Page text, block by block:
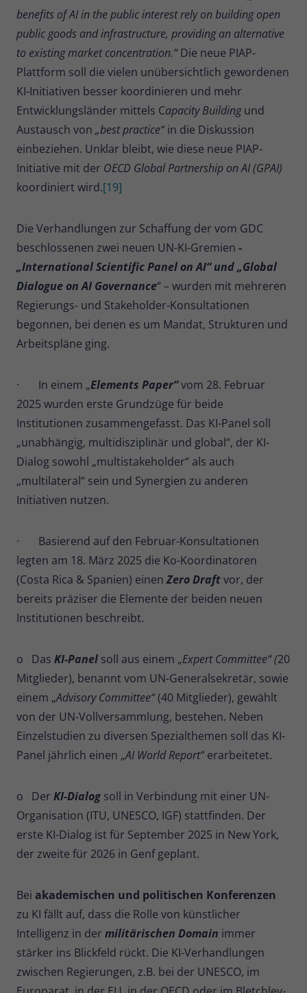
benefits of AI in the public interest rely on building open
public goods and infrastructure, providing an alternative
to existing market concentration.“Die neue PIAP-
Plattform soll die vielen unübersichtlich gewordenen
KI-Initiativen besser koordinieren und mehr
Entwicklungsländer mittels Capacity Buildingund
Austausch von „best practice“in die Diskussion
einbeziehen. Unklar bleibt, wie diese neue PIAP-
Initiative mit der OECD Global Partnership on AI (GPAI)
koordiniert wird.[19]
Die Verhandlungen zur Schaffung der vom GDC
beschlossenen zwei neuen UN-KI-Gremien -
„International Scientific Panel on AI“ und „Global
Dialogue on AI Governance“ – wurden mit mehreren
Regierungs- und Stakeholder-Konsultationen
begonnen, bei denen es um Mandat, Strukturen und
Arbeitspläne ging.
· In einem „Elements Paper“vom 28. Februar
2025 wurden erste Grundzüge für beide
Institutionen zusammengefasst. Das KI-Panel soll
„unabhängig, multidisziplinär und global“, der KI-
Dialog sowohl „multistakeholder“ als auch
„multilateral“ sein und Synergien zu anderen
Initiativen nutzen.
· Basierend auf den Februar-Konsultationen
legten am 18. März 2025 die Ko-Koordinatoren
(Costa Rica & Spanien) einenZero Draftvor, der
bereits präziser die Elemente der beiden neuen
Institutionen beschreibt.
o Das KI-Panel soll aus einem „Expert Committee“ (20
Mitglieder), benannt vom UN-Generalsekretär, sowie
einem „Advisory Committee“(40 Mitglieder), gewählt
von der UN-Vollversammlung, bestehen. Neben
Einzelstudien zu diversen Spezialthemen soll das KI-
Panel jährlich einen „AI World Report“erarbeitetet.
o Der KI-Dialog soll in Verbindung mit einer UN-
Organisation (ITU, UNESCO, IGF) stattfinden. Der
erste KI-Dialog ist für September 2025 in New York,
der zweite für 2026 in Genf geplant.
Bei akademischen und politischen Konferenzen
zu KI fällt auf, dass die Rolle von künstlicher
Intelligenz in der militärischen Domain immer
stärker ins Blickfeld rückt. Die KI-Verhandlungen
zwischen Regierungen, z.B. bei der UNESCO, im